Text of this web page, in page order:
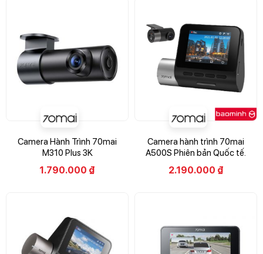
Camera Hành Trình 70mai
M310 Plus 3K
1.790.000 ₫
Camera hành trình 70mai
A500S Phiên bản Quốc tế.
2.190.000 ₫